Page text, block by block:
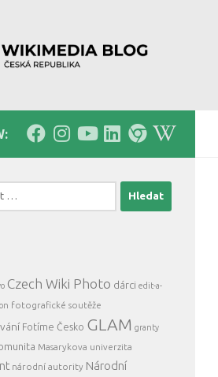
Czech Wiki Photo dárci edit-a-
fotografické soutěže
Fotíme Česko GLAM granty
Masarykova univerzita
národní autority Národní